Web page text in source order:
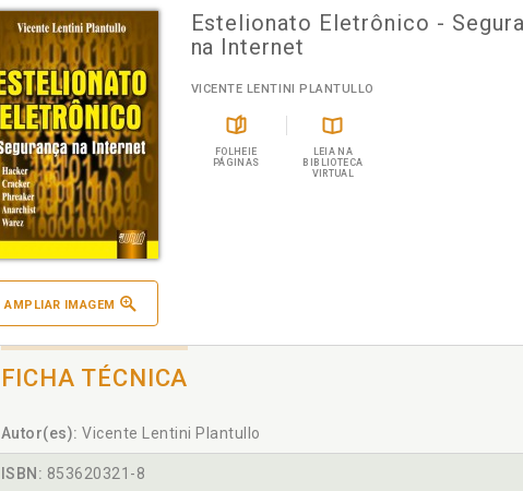
AMPLIAR IMAGEM
Estelionato Eletrônico -
na Internet
VICENTE LENTINI PLANTULLO
FOLHEIE
PÁGINAS
LEIA NA
BIBLIOTECA
VIRTUAL
FICHA TÉCNICA
Autor(es): Vicente Lentini Plantullo
ISBN: 853620321-8